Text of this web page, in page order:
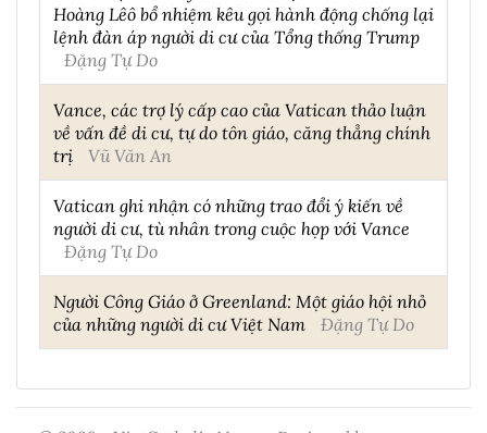
Hoàng Lêô bổ nhiệm kêu gọi hành động chống lại
lệnh đàn áp người di cư của Tổng thống Trump
Đặng Tự Do
Vance, các trợ lý cấp cao của Vatican thảo luận
về vấn đề di cư, tự do tôn giáo, căng thẳng chính
trị
Vũ Văn An
Vatican ghi nhận có những trao đổi ý kiến về
người di cư, tù nhân trong cuộc họp với Vance
Đặng Tự Do
Người Công Giáo ở Greenland: Một giáo hội nhỏ
của những người di cư Việt Nam
Đặng Tự Do